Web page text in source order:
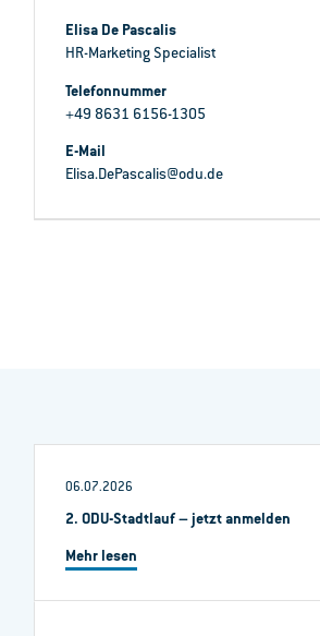
Elisa De Pascalis
HR-Marketing Specialist
Telefonnummer
+49 8631 6156-1305
E-Mail
Elisa.DePascalis@odu.de
06.07.2026
2. ODU-Stadtlauf – jetzt anmelden
Mehr lesen